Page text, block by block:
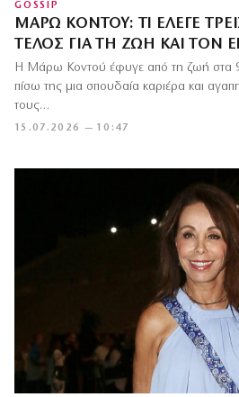
GOSSIP
ΜΆΡΩ ΚΟΝΤΟΎ: ΤΙ ΈΛΕΓΕ
ΤΈΛΟΣ ΓΙΑ ΤΗ ΖΩΉ ΚΑΙ ΤΟΝ
15.07.2026 — 10:47
Η Μάρω Κοντού έφυγε από τη ζωή στα
πίσω της μια σπουδαία καριέρα και
τους…